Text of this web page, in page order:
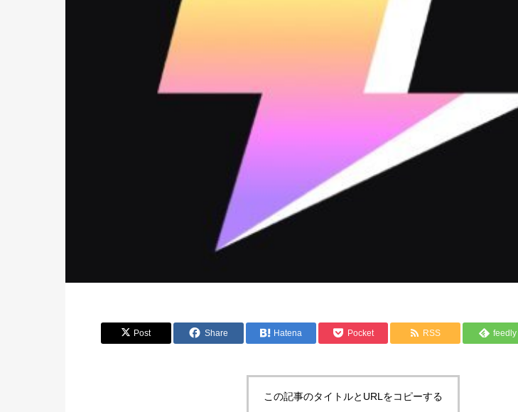
Post Share Hatena Pocket RSS feedly
この記事のタイトルとURLをコピーする